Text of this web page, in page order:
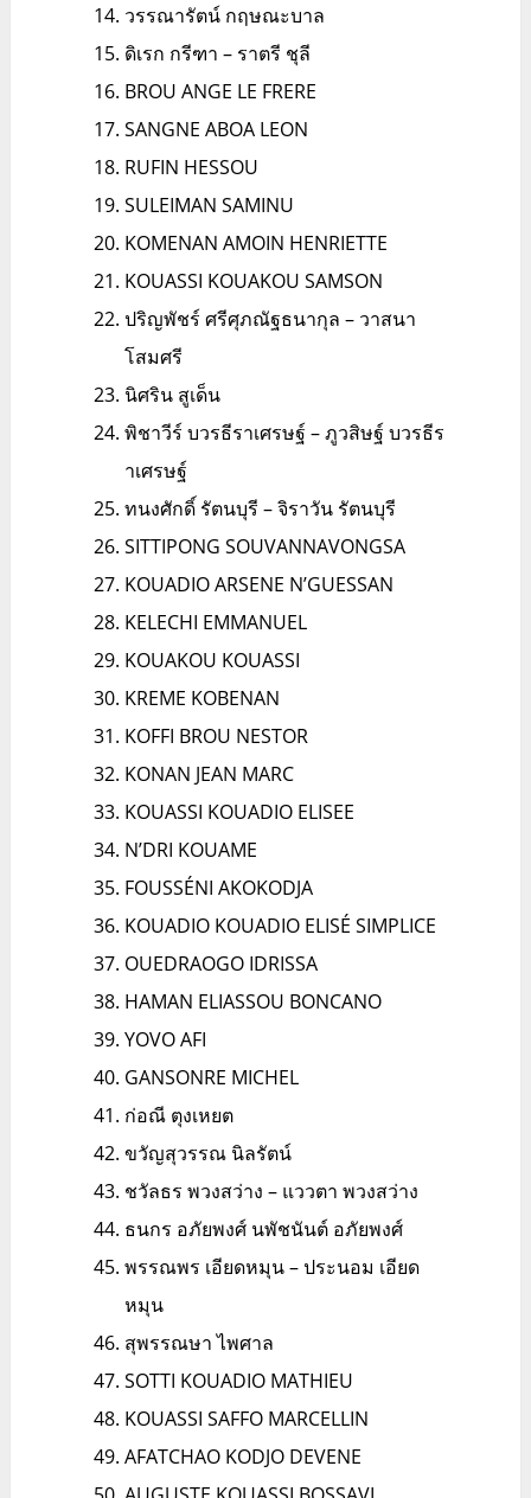
วรรณารัตน์ กฤษณะบาล
ดิเรก กรีฑา – ราตรี ชุลี
BROU ANGE LE FRERE
SANGNE ABOA LEON
RUFIN HESSOU
SULEIMAN SAMINU
KOMENAN AMOIN HENRIETTE
KOUASSI KOUAKOU SAMSON
ปริญพัชร์ ศรีศุภณัฐธนากุล – วาสนา
โสมศรี
นิศริน สูเด็น
พิชาวีร์ บวรธีราเศรษฐ์ – ภูวสิษฐ์ บวรธีร
าเศรษฐ์
ทนงศักดิ์ รัตนบุรี – จิราวัน รัตนบุรี
SITTIPONG SOUVANNAVONGSA
KOUADIO ARSENE N’GUESSAN
KELECHI EMMANUEL
KOUAKOU KOUASSI
KREME KOBENAN
KOFFI BROU NESTOR
KONAN JEAN MARC
KOUASSI KOUADIO ELISEE
N’DRI KOUAME
FOUSSÉNI AKOKODJA
KOUADIO KOUADIO ELISÉ SIMPLICE
OUEDRAOGO IDRISSA
HAMAN ELIASSOU BONCANO
YOVO AFI
GANSONRE MICHEL
ก่อณี ตุงเหยต
ขวัญสุวรรณ นิลรัตน์
ชวัลธร พวงสว่าง – แววตา พวงสว่าง
ธนกร อภัยพงศ์ นพัชนันต์ อภัยพงศ์
พรรณพร เอียดหมุน – ประนอม เอียด
หมุน
สุพรรณษา ไพศาล
SOTTI KOUADIO MATHIEU
KOUASSI SAFFO MARCELLIN
AFATCHAO KODJO DEVENE